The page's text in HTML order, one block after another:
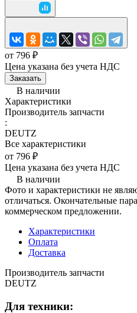
от 796 ₽
Цена указана без учета НДС
Заказать
В наличии
Характеристики
Производитель запчасти
:
DEUTZ
Все характеристики
от 796 ₽
Цена указана без учета НДС
В наличии
Фото и характеристики не
отличаться. Окончательные
коммерческом предложении.
Характеристики
Оплата
Доставка
Производитель запчасти
DEUTZ
Для техники: